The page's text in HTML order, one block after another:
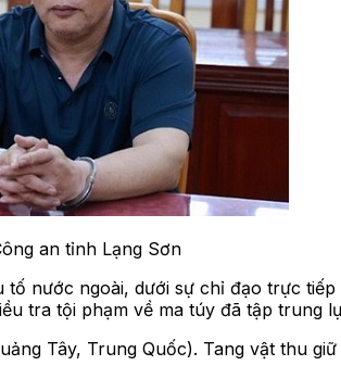
an tỉnh Lạng Sơn
nước ngoài, dưới sự chỉ đạo trực
tra tội phạm về ma túy đã tập
Tây, Trung Quốc). Tang vật thu